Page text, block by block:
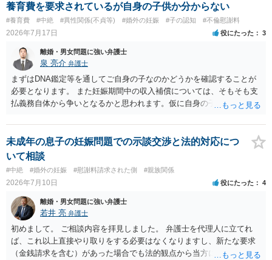
養育費を要求されているが自身の子供か分からない
#養育費 #中絶 #異性関係(不貞等) #婚外の妊娠 #子の認知 #不倫慰謝料
2026年7月17日 役にたった 3
離婚・男女問題に強い弁護士
泉 亮介 弁護士
まずはDNA鑑定等を通してご自身の子なのかどうかを確認することが
必要となります。 また妊娠期間中の収入補償については、そもそも支
払義務自体から争いとなるかと思われます。仮に自身の子であったと
相手に弁護士がついているということであれば、依頼をするかしない
かは別として一度ご自身も個別に弁護士に相談をされたほうが良いで
しょう。
未成年の息子の妊娠問題での示談交渉と法的対応につ
いて相談
#中絶 #婚外の妊娠 #慰謝料請求された側 #親族関係
2026年7月10日 役にたった 4
離婚・男女問題に強い弁護士
若井 亮 弁護士
初めまして。 ご相談内容を拝見しました。 弁護士を代理人に立てれ
ば、これ以上直接やり取りをする必要はなくなりますし、新たな要求
（金銭請求を含む）があった場合でも法的観点から当方に支払うべき